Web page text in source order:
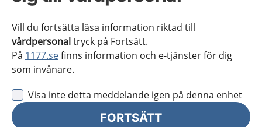
Vill du fortsätta läsa information riktad till
vårdpersonaltryck på Fortsätt.
På 1177.sefinns information och e-tjänster för dig
som invånare.
Visa inte detta meddelande igen på denna enhet
FORTSÄTT
kopplas till dig. Det kan till exempel vara din e-
postadress och ditt namn.
rättsliga grunden "intresseavvägning" (artikel 6.1 f) i
GDPR.